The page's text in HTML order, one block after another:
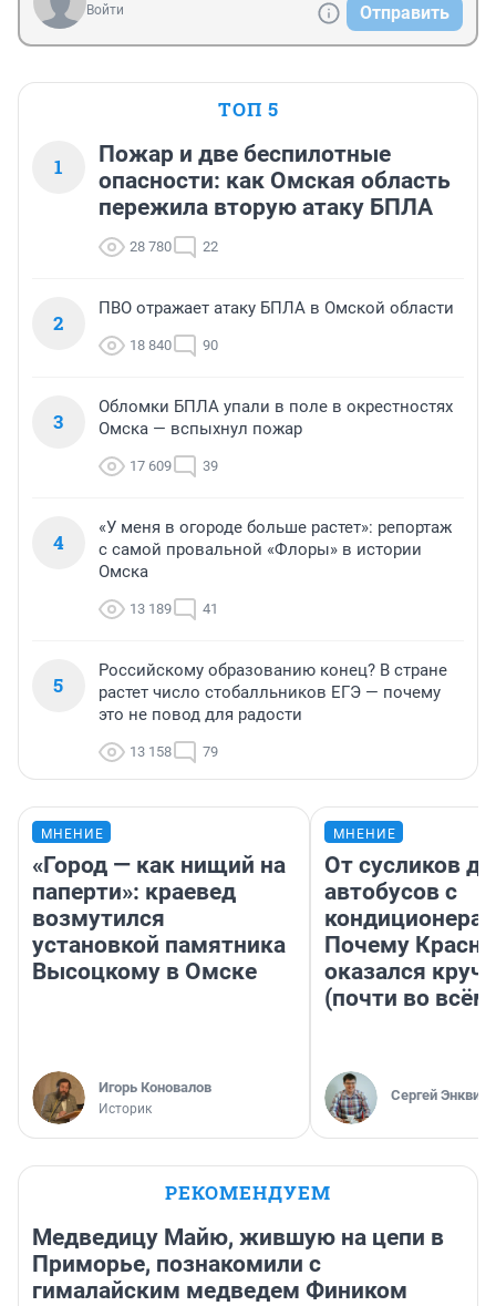
Войти
Отправить
ТОП 5
1
Пожар и две беспилотные
опасности: как Омская область
пережила вторую атаку БПЛА
28 780 22
2
ПВО отражает атаку БПЛА в Омской области
18 840 90
3
Обломки БПЛА упали в поле в окрестностях
Омска — вспыхнул пожар
17 609 39
4
«У меня в огороде больше растет»: репортаж
с самой провальной «Флоры» в истории
Омска
13 189 41
5
Российскому образованию конец? В стране
растет число стобалльников ЕГЭ — почему
это не повод для радости
13 158 79
МНЕНИЕ
«Город — как нищий на
паперти»: краевед
возмутился
установкой памятника
Высоцкому в Омске
Игорь Коновалов
Историк
МНЕНИЕ
От сусликов до
автобусов с
Почему
оказался
(почти во
Сергей Энквист
РЕКОМЕНДУЕМ
Медведицу Майю, жившую на цепи в
Приморье, познакомили с
гималайским медведем Фиником